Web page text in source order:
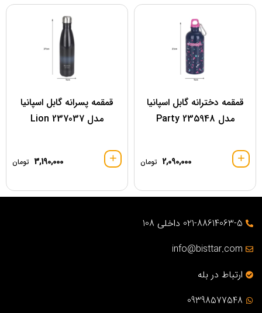
قمقمه دخترانه گابل اسپانیا
مدل 235948 Party
2,090,000 تومان
قمقمه پسرانه گابل اسپانیا
مدل 237037 Lion
3,190,000 تومان
021-88614063-5 داخلی 108
info@bisttar.com
ارتباط در بله
09398577548